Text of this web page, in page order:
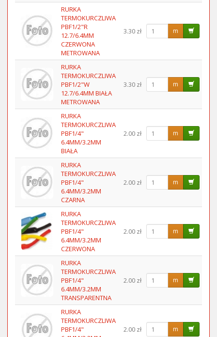
RURKA
TERMOKURCZLIWA
PBF1/2"R
12.7/6.4MM
CZERWONA
METROWANA
3.30 zł m
RURKA
TERMOKURCZLIWA
PBF1/2"W
12.7/6.4MM BIAŁA
METROWANA
3.30 zł m
RURKA
TERMOKURCZLIWA
PBF1/4"
6.4MM/3.2MM
BIAŁA
2.00 zł m
RURKA
TERMOKURCZLIWA
PBF1/4"
6.4MM/3.2MM
CZARNA
2.00 zł m
RURKA
TERMOKURCZLIWA
PBF1/4"
6.4MM/3.2MM
CZERWONA
2.00 zł m
RURKA
TERMOKURCZLIWA
PBF1/4"
6.4MM/3.2MM
TRANSPARENTNA
2.00 zł m
RURKA
TERMOKURCZLIWA
PBF1/4"
2.00 zł m